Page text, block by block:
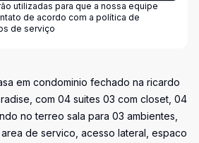
utilizadas para que a nossa equipe
de acordo com a política de
de serviço
em condominio fechado na ricardo
com 04 suites 03 com closet, 04
no terreo sala para 03 ambientes,
de servico, acesso lateral, espaco